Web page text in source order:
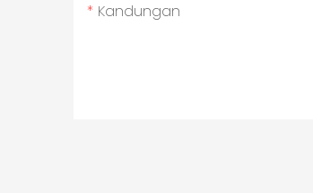
Kandungan